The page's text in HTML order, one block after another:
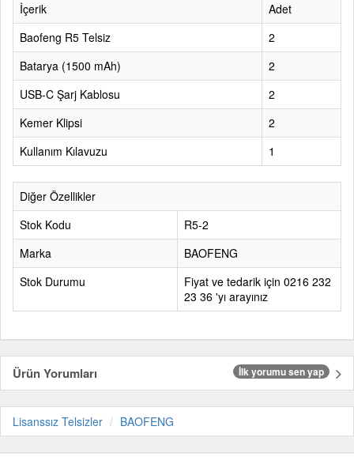
İçerik
Adet
Baofeng R5 Telsiz
2
Batarya (1500 mAh)
2
USB-C Şarj Kablosu
2
Kemer Klipsi
2
Kullanım Kılavuzu
1
Diğer Özellikler
Stok Kodu
R5-2
Marka
BAOFENG
Stok Durumu
Fiyat ve tedarik için 0216 232
23 36 'yı arayınız
Ürün Yorumları İlk yorumu sen yap
Lisanssız Telsizler BAOFENG